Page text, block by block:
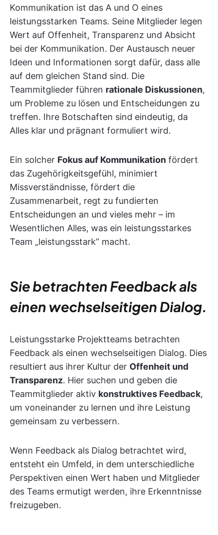
Kommunikation ist das A und O eines
leistungsstarken Teams. Seine Mitglieder legen
Wert auf Offenheit, Transparenz und Absicht
bei der Kommunikation. Der Austausch neuer
Ideen und Informationen sorgt dafür, dass alle
auf dem gleichen Stand sind. Die
Teammitglieder führen rationale Diskussionen,
um Probleme zu lösen und Entscheidungen zu
treffen. Ihre Botschaften sind eindeutig, da
Alles klar und prägnant formuliert wird.
Ein solcher Fokus auf Kommunikation fördert
das Zugehörigkeitsgefühl, minimiert
Missverständnisse, fördert die
Zusammenarbeit, regt zu fundierten
Entscheidungen an und vieles mehr – im
Wesentlichen Alles, was ein leistungsstarkes
Team „leistungsstark” macht.
Sie betrachten Feedback als
einen wechselseitigen Dialog.
Leistungsstarke Projektteams betrachten
Feedback als einen wechselseitigen Dialog. Dies
resultiert aus ihrer Kultur der Offenheit und
Transparenz. Hier suchen und geben die
Teammitglieder aktiv konstruktives Feedback,
um voneinander zu lernen und ihre Leistung
gemeinsam zu verbessern.
Wenn Feedback als Dialog betrachtet wird,
entsteht ein Umfeld, in dem unterschiedliche
Perspektiven einen Wert haben und Mitglieder
des Teams ermutigt werden, ihre Erkenntnisse
freizugeben.